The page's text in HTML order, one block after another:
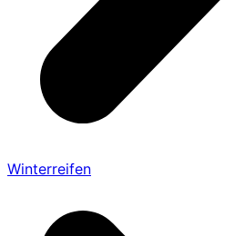
Winterreifen